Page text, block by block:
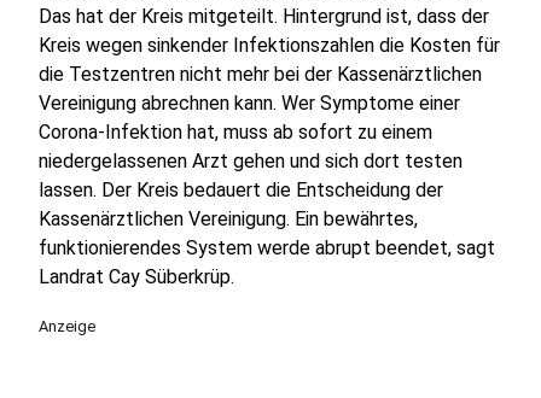
Das hat der Kreis mitgeteilt. Hintergrund ist, dass der
Kreis wegen sinkender Infektionszahlen die Kosten für
die Testzentren nicht mehr bei der Kassenärztlichen
Vereinigung abrechnen kann. Wer Symptome einer
Corona-Infektion hat, muss ab sofort zu einem
niedergelassenen Arzt gehen und sich dort testen
lassen. Der Kreis bedauert die Entscheidung der
Kassenärztlichen Vereinigung. Ein bewährtes,
funktionierendes System werde abrupt beendet, sagt
Landrat Cay Süberkrüp.
Anzeige